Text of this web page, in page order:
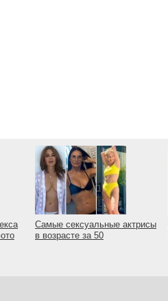
Самые сексуальные актрисы
в возрасте за 50